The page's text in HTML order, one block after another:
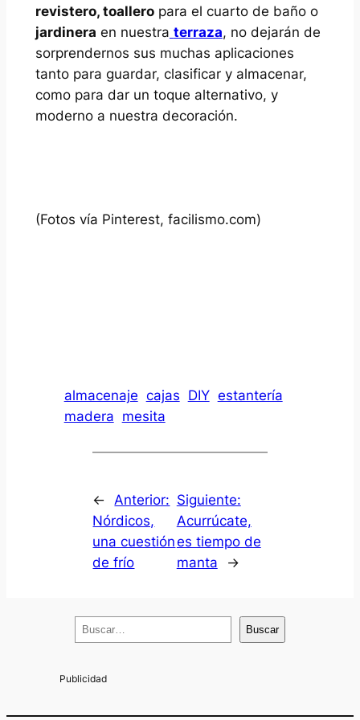
revistero, toalleropara el cuarto de baño o
jardinera en nuestra terraza, no dejarán de
sorprendernos sus muchas aplicaciones
tanto para guardar, clasificar y almacenar,
como para dar un toque alternativo, y
moderno a nuestra decoración.
(Fotos vía Pinterest, facilismo.com)
almacenaje cajas DIY estantería
madera mesita
←
Anterior:
Nórdicos,
una cuestión
de frío
Siguiente:
Acurrúcate,
es tiempo de
manta
→
u
Buscar